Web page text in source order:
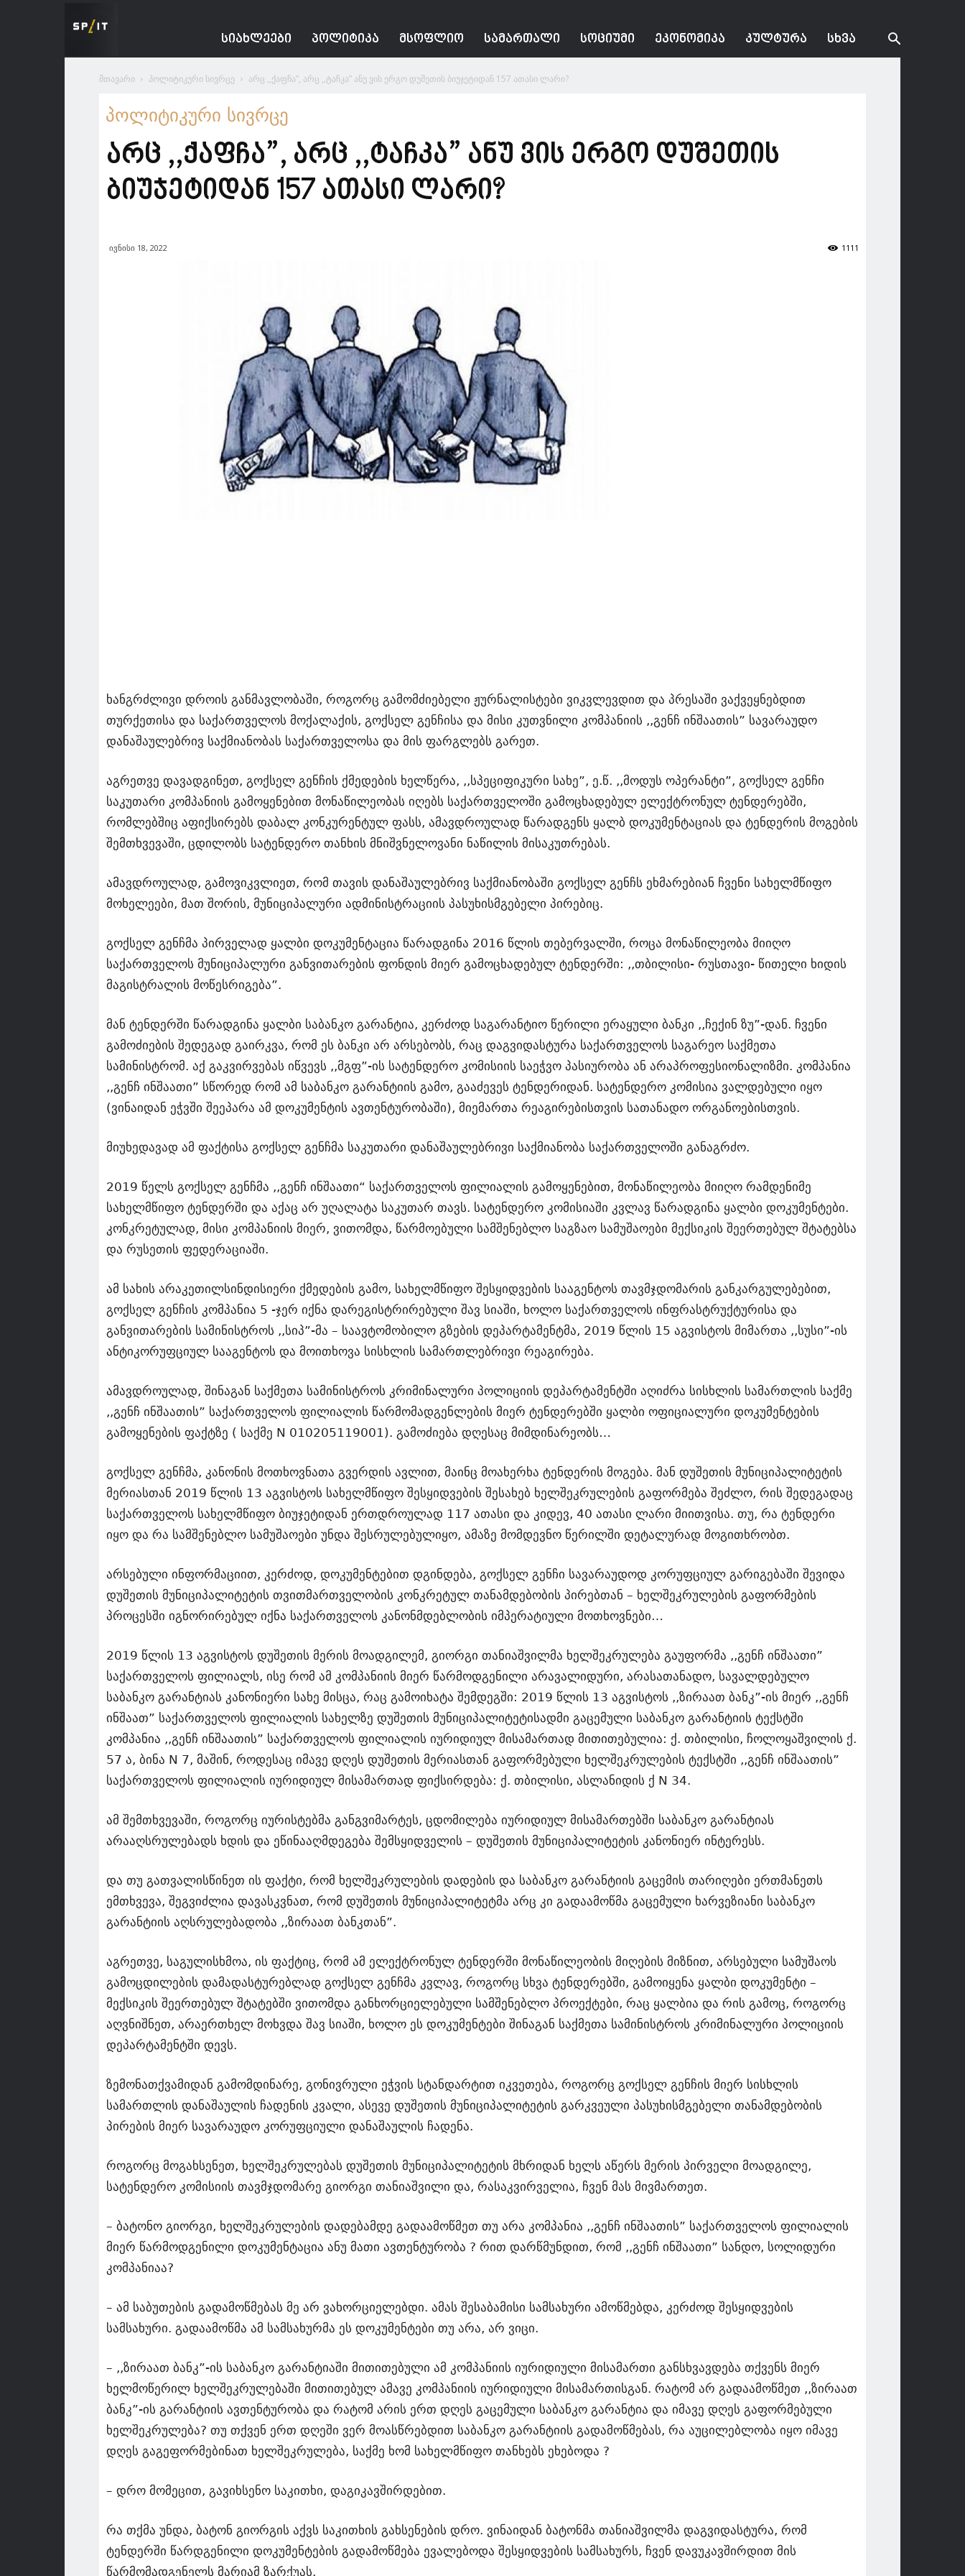
ᲡᲘᲐᲮᲚᲔᲔᲑᲘ ᲞᲝᲚᲘᲢᲘᲙᲐ ᲛᲡᲝᲤᲚᲘᲝ ᲡᲐᲛᲐᲠᲗᲐᲚᲘ ᲡᲝᲪᲘᲣᲛᲘ ᲔᲙᲝᲜᲝᲛᲘᲙᲐ ᲙᲣᲚᲢᲣᲠᲐ ᲡᲮᲕᲐ
მთავარი პოლიტიკური სივრცე არც ,,ქაფჩა”, არც ,,ტაჩკა” ანუ ვის ერგო დუშეთის ბიუჯეტიდან 157 ათასი ლარი?
პოლიტიკური სივრცე
არც ,,ქაფჩა”, არც ,,ტაჩკა” ანუ ვის ერგო დუშეთის
ბიუჯეტიდან 157 ათასი ლარი?
ივნისი 18, 2022 1111
ხანგრძლივი დროის განმავლობაში, როგორც გამომძიებელი ჟურნალისტები ვიკვლევდით და პრესაში ვაქვეყნებდით
თურქეთისა და საქართველოს მოქალაქის, გოქსელ გენჩისა და მისი კუთვნილი კომპანიის ,,გენჩ ინშაათის” სავარაუდო
დანაშაულებრივ საქმიანობას საქართველოსა და მის ფარგლებს გარეთ.
აგრეთვე დავადგინეთ, გოქსელ გენჩის ქმედების ხელწერა, ,,სპეციფიკური სახე”, ე.წ. ,,მოდუს ოპერანტი”, გოქსელ გენჩი
საკუთარი კომპანიის გამოყენებით მონაწილეობას იღებს საქართველოში გამოცხადებულ ელექტრონულ ტენდერებში,
რომლებშიც აფიქსირებს დაბალ კონკურენტულ ფასს, ამავდროულად წარადგენს ყალბ დოკუმენტაციას და ტენდერის მოგების
შემთხვევაში, ცდილობს სატენდერო თანხის მნიშვნელოვანი ნაწილის მისაკუთრებას.
ამავდროულად, გამოვიკვლიეთ, რომ თავის დანაშაულებრივ საქმიანობაში გოქსელ გენჩს ეხმარებიან ჩვენი სახელმწიფო
მოხელეები, მათ შორის, მუნიციპალური ადმინისტრაციის პასუხისმგებელი პირებიც.
გოქსელ გენჩმა პირველად ყალბი დოკუმენტაცია წარადგინა 2016 წლის თებერვალში, როცა მონაწილეობა მიიღო
საქართველოს მუნიციპალური განვითარების ფონდის მიერ გამოცხადებულ ტენდერში: ,,თბილისი- რუსთავი- წითელი ხიდის
მაგისტრალის მოწესრიგება”.
მან ტენდერში წარადგინა ყალბი საბანკო გარანტია, კერძოდ საგარანტიო წერილი ერაყული ბანკი ,,ჩექინ ზუ”-დან. ჩვენი
გამოძიების შედეგად გაირკვა, რომ ეს ბანკი არ არსებობს, რაც დაგვიდასტურა საქართველოს საგარეო საქმეთა
სამინისტრომ. აქ გაკვირვებას იწვევს ,,მგფ”-ის სატენდერო კომისიის საეჭვო პასიურობა ან არაპროფესიონალიზმი. კომპანია
,,გენჩ ინშაათი” სწორედ რომ ამ საბანკო გარანტიის გამო, გააძევეს ტენდერიდან. სატენდერო კომისია ვალდებული იყო
(ვინაიდან ეჭვში შეეპარა ამ დოკუმენტის ავთენტურობაში), მიემართა რეაგირებისთვის სათანადო ორგანოებისთვის.
მიუხედავად ამ ფაქტისა გოქსელ გენჩმა საკუთარი დანაშაულებრივი საქმიანობა საქართველოში განაგრძო.
2019 წელს გოქსელ გენჩმა ,,გენჩ ინშაათი“ საქართველოს ფილიალის გამოყენებით, მონაწილეობა მიიღო რამდენიმე
სახელმწიფო ტენდერში და აქაც არ უღალატა საკუთარ თავს. სატენდერო კომისიაში კვლავ წარადგინა ყალბი დოკუმენტები.
კონკრეტულად, მისი კომპანიის მიერ, ვითომდა, წარმოებული სამშენებლო საგზაო სამუშაოები მექსიკის შეერთებულ შტატებსა
და რუსეთის ფედერაციაში.
ამ სახის არაკეთილსინდისიერი ქმედების გამო, სახელმწიფო შესყიდვების სააგენტოს თავმჯდომარის განკარგულებებით,
გოქსელ გენჩის კომპანია 5 -ჯერ იქნა დარეგისტრირებული შავ სიაში, ხოლო საქართველოს ინფრასტრუქტურისა და
განვითარების სამინისტროს ,,სიპ”-მა – საავტომობილო გზების დეპარტამენტმა, 2019 წლის 15 აგვისტოს მიმართა ,,სუსი”-ის
ანტიკორუფციულ სააგენტოს და მოითხოვა სისხლის სამართლებრივი რეაგირება.
ამავდროულად, შინაგან საქმეთა სამინისტროს კრიმინალური პოლიციის დეპარტამენტში აღიძრა სისხლის სამართლის საქმე
,,გენჩ ინშაათის” საქართველოს ფილიალის წარმომადგენლების მიერ ტენდერებში ყალბი ოფიციალური დოკუმენტების
გამოყენების ფაქტზე ( საქმე N 010205119001). გამოძიება დღესაც მიმდინარეობს…
გოქსელ გენჩმა, კანონის მოთხოვნათა გვერდის ავლით, მაინც მოახერხა ტენდერის მოგება. მან დუშეთის მუნიციპალიტეტის
მერიასთან 2019 წლის 13 აგვისტოს სახელმწიფო შესყიდვების შესახებ ხელშეკრულების გაფორმება შეძლო, რის შედეგადაც
საქართველოს სახელმწიფო ბიუჯეტიდან ერთდროულად 117 ათასი და კიდევ, 40 ათასი ლარი მიითვისა. თუ, რა ტენდერი
იყო და რა სამშენებლო სამუშაოები უნდა შესრულებულიყო, ამაზე მომდევნო წერილში დეტალურად მოგითხრობთ.
არსებული ინფორმაციით, კერძოდ, დოკუმენტებით დგინდება, გოქსელ გენჩი სავარაუდოდ კორუფციულ გარიგებაში შევიდა
დუშეთის მუნიციპალიტეტის თვითმართველობის კონკრეტულ თანამდებობის პირებთან – ხელშეკრულების გაფორმების
პროცესში იგნორირებულ იქნა საქართველოს კანონმდებლობის იმპერატიული მოთხოვნები…
2019 წლის 13 აგვისტოს დუშეთის მერის მოადგილემ, გიორგი თანიაშვილმა ხელშეკრულება გაუფორმა ,,გენჩ ინშაათი”
საქართველოს ფილიალს, ისე რომ ამ კომპანიის მიერ წარმოდგენილი არავალიდური, არასათანადო, სავალდებულო
საბანკო გარანტიას კანონიერი სახე მისცა, რაც გამოიხატა შემდეგში: 2019 წლის 13 აგვისტოს ,,ზირაათ ბანკ”-ის მიერ ,,გენჩ
ინშაათ” საქართველოს ფილიალის სახელზე დუშეთის მუნიციპალიტეტისადმი გაცემული საბანკო გარანტიის ტექსტში
კომპანია ,,გენჩ ინშაათის” საქართველოს ფილიალის იურიდიულ მისამართად მითითებულია: ქ. თბილისი, ჩოლოყაშვილის ქ.
57 ა, ბინა N 7, მაშინ, როდესაც იმავე დღეს დუშეთის მერიასთან გაფორმებული ხელშეკრულების ტექსტში ,,გენჩ ინშაათის”
საქართველოს ფილიალის იურიდიულ მისამართად ფიქსირდება: ქ. თბილისი, ასლანიდის ქ N 34.
ამ შემთხვევაში, როგორც იურისტებმა განგვიმარტეს, ცდომილება იურიდიულ მისამართებში საბანკო გარანტიას
არააღსრულებადს ხდის და ეწინააღმდეგება შემსყიდველის – დუშეთის მუნიციპალიტეტის კანონიერ ინტერესს.
და თუ გათვალისწინეთ ის ფაქტი, რომ ხელშეკრულების დადების და საბანკო გარანტიის გაცემის თარიღები ერთმანეთს
ემთხვევა, შეგვიძლია დავასკვნათ, რომ დუშეთის მუნიციპალიტეტმა არც კი გადაამოწმა გაცემული ხარვეზიანი საბანკო
გარანტიის აღსრულებადობა ,,ზირაათ ბანკთან”.
აგრეთვე, საგულისხმოა, ის ფაქტიც, რომ ამ ელექტრონულ ტენდერში მონაწილეობის მიღების მიზნით, არსებული სამუშაოს
გამოცდილების დამადასტურებლად გოქსელ გენჩმა კვლავ, როგორც სხვა ტენდერებში, გამოიყენა ყალბი დოკუმენტი –
მექსიკის შეერთებულ შტატებში ვითომდა განხორციელებული სამშენებლო პროექტები, რაც ყალბია და რის გამოც, როგორც
აღვნიშნეთ, არაერთხელ მოხვდა შავ სიაში, ხოლო ეს დოკუმენტები შინაგან საქმეთა სამინისტროს კრიმინალური პოლიციის
დეპარტამენტში დევს.
ზემონათქვამიდან გამომდინარე, გონივრული ეჭვის სტანდარტით იკვეთება, როგორც გოქსელ გენჩის მიერ სისხლის
სამართლის დანაშაულის ჩადენის კვალი, ასევე დუშეთის მუნიციპალიტეტის გარკვეული პასუხისმგებელი თანამდებობის
პირების მიერ სავარაუდო კორუფციული დანაშაულის ჩადენა.
როგორც მოგახსენეთ, ხელშეკრულებას დუშეთის მუნიციპალიტეტის მხრიდან ხელს აწერს მერის პირველი მოადგილე,
სატენდერო კომისიის თავმჯდომარე გიორგი თანიაშვილი და, რასაკვირველია, ჩვენ მას მივმართეთ.
– ბატონო გიორგი, ხელშეკრულების დადებამდე გადაამოწმეთ თუ არა კომპანია ,,გენჩ ინშაათის” საქართველოს ფილიალის
მიერ წარმოდგენილი დოკუმენტაცია ანუ მათი ავთენტურობა ? რით დარწმუნდით, რომ ,,გენჩ ინშაათი” სანდო, სოლიდური
კომპანიაა?
– ამ საბუთების გადამოწმებას მე არ ვახორციელებდი. ამას შესაბამისი სამსახური ამოწმებდა, კერძოდ შესყიდვების
სამსახური. გადაამოწმა ამ სამსახურმა ეს დოკუმენტები თუ არა, არ ვიცი.
– ,,ზირაათ ბანკ”-ის საბანკო გარანტიაში მითითებული ამ კომპანიის იურიდიული მისამართი განსხვავდება თქვენს მიერ
ხელმოწერილ ხელშეკრულებაში მითითებულ ამავე კომპანიის იურიდიული მისამართისგან. რატომ არ გადაამოწმეთ ,,ზირაათ
ბანკ”-ის გარანტიის ავთენტურობა და რატომ არის ერთ დღეს გაცემული საბანკო გარანტია და იმავე დღეს გაფორმებული
ხელშეკრულება? თუ თქვენ ერთ დღეში ვერ მოასწრებდით საბანკო გარანტიის გადამოწმებას, რა აუცილებლობა იყო იმავე
დღეს გაგეფორმებინათ ხელშეკრულება, საქმე ხომ სახელმწიფო თანხებს ეხებოდა ?
– დრო მომეცით, გავიხსენო საკითხი, დაგიკავშირდებით.
რა თქმა უნდა, ბატონ გიორგის აქვს საკითხის გახსენების დრო. ვინაიდან ბატონმა თანიაშვილმა დაგვიდასტურა, რომ
ტენდერში წარდგენილი დოკუმენტების გადამოწმება ევალებოდა შესყიდვების სამსახურს, ჩვენ დავუკავშირდით მის
წარმომადგენელს მარიამ ზარქუას.